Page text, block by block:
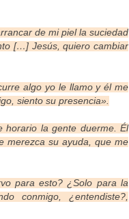
de mi piel la suciedad
[…] Jesús, quiero cambiar
algo yo le llamo y él me
siento su presencia».
horario la gente duerme. Él
merezca su ayuda, que me
para esto? ¿Solo para la
conmigo, ¿entendiste?,